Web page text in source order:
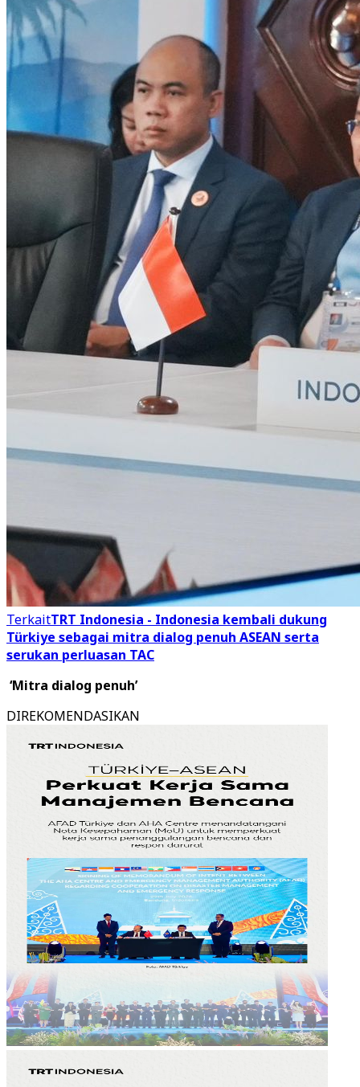
TerkaitTRT Indonesia - Indonesia kembali dukung
Türkiye sebagai mitra dialog penuh ASEAN serta
serukan perluasan TAC
‘Mitra dialog penuh’
DIREKOMENDASIKAN